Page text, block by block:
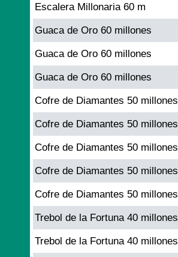
Escalera Millonaria 60 m
Guaca de Oro 60 millones
Guaca de Oro 60 millones
Guaca de Oro 60 millones
Cofre de Diamantes 50 millones
Cofre de Diamantes 50 millones
Cofre de Diamantes 50 millones
Cofre de Diamantes 50 millones
Cofre de Diamantes 50 millones
Trebol de la Fortuna 40 millones
Trebol de la Fortuna 40 millones